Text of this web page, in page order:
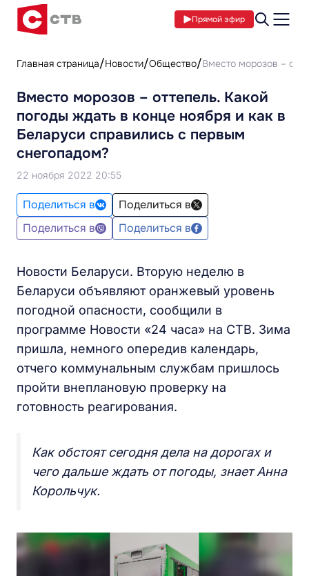
Прямой эфир
Главная страница Новости Общество Вместо морозов –
Вместо морозов – оттепель. Какой
погоды ждать в конце ноября и как в
Беларуси справились с первым
снегопадом?
22 ноября 2022 20:55
Поделиться в
Поделиться в
Поделиться в
Поделиться в
Новости Беларуси. Вторую неделю в
Беларуси объявляют оранжевый уровень
погодной опасности, сообщили в
программе Новости «24 часа» на СТВ. Зима
пришла, немного опередив календарь,
отчего коммунальным службам пришлось
пройти внеплановую проверку на
готовность реагирования.
Как обстоят сегодня дела на дорогах и
чего дальше ждать от погоды, знает Анна
Корольчук.